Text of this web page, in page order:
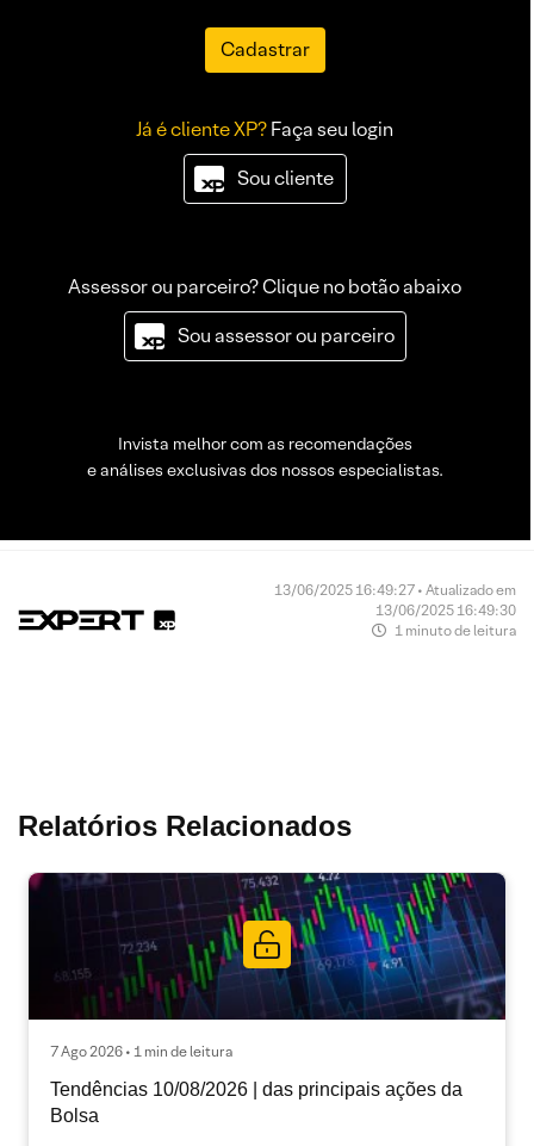
Cadastrar
Já é cliente XP?Faça seu login
Sou cliente
Assessor ou parceiro? Clique no botão abaixo
Sou assessor ou parceiro
Invista melhor com as recomendações
e análises exclusivas dos nossos especialistas.
13/06/2025 16:49:27 • Atualizado em
13/06/2025 16:49:30
1 minuto de leitura
Relatórios Relacionados
7 Ago 2026 • 1 min de leitura
Tendências 10/08/2026 | das principais ações da
Bolsa